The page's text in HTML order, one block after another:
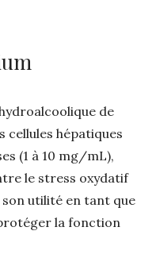
de
cellules hépatiques
(1 à 10 mg/mL),
le stress oxydatif
utilité en tant que
la fonction